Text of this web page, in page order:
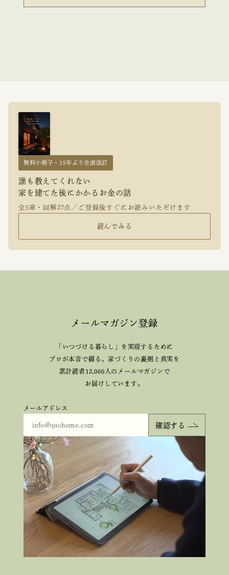
無料小冊子・15年ぶり全面改訂
誰も教えてくれない
家を建てた後にかかるお金の話
全5章・図解27点／ご登録後すぐにお読みいただけます
読んでみる
メールマガジン登録
「いつづける暮らし」を実現するために
プロが本音で綴る、家づくりの裏側と真実を
累計読者12,000人のメールマガジンで
お届けしています。
メールアドレス